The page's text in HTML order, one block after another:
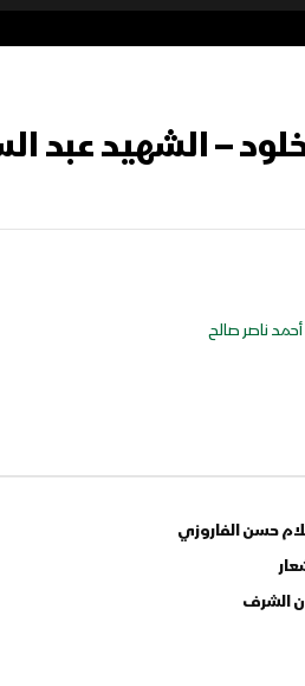
– الشهيد عبد
ناصر صالح
حسن الفاروزي
الشرف